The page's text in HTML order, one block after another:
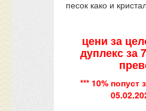
песок како и
цени за
дуплекс за
*** 10% попуст